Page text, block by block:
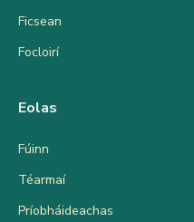
Ficsean
Focloirí
Eolas
Fúinn
Téarmaí
Príobháideachas